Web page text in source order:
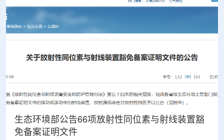
生态环境部公告66项放射性同位素与射线装置豁
免备案证明文件